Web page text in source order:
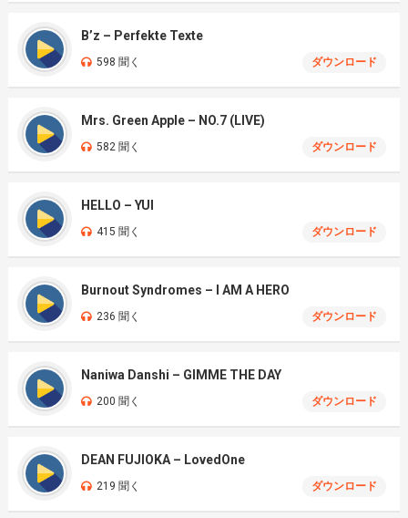
B’z – Perfekte Texte
598 聞く ダウンロード
Mrs. Green Apple – NO.7 (LIVE)
582 聞く ダウンロード
HELLO – YUI
415 聞く ダウンロード
Burnout Syndromes – I AM A HERO
236 聞く ダウンロード
Naniwa Danshi – GIMME THE DAY
200 聞く ダウンロード
DEAN FUJIOKA – LovedOne
219 聞く ダウンロード